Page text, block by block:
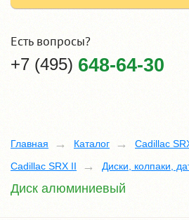
Есть вопросы?
+7 (495) 648-64-30
Главная Каталог
Cadillac
Cadillac SRX ІІ
Диски, колпаки,
Диск алюминиевый